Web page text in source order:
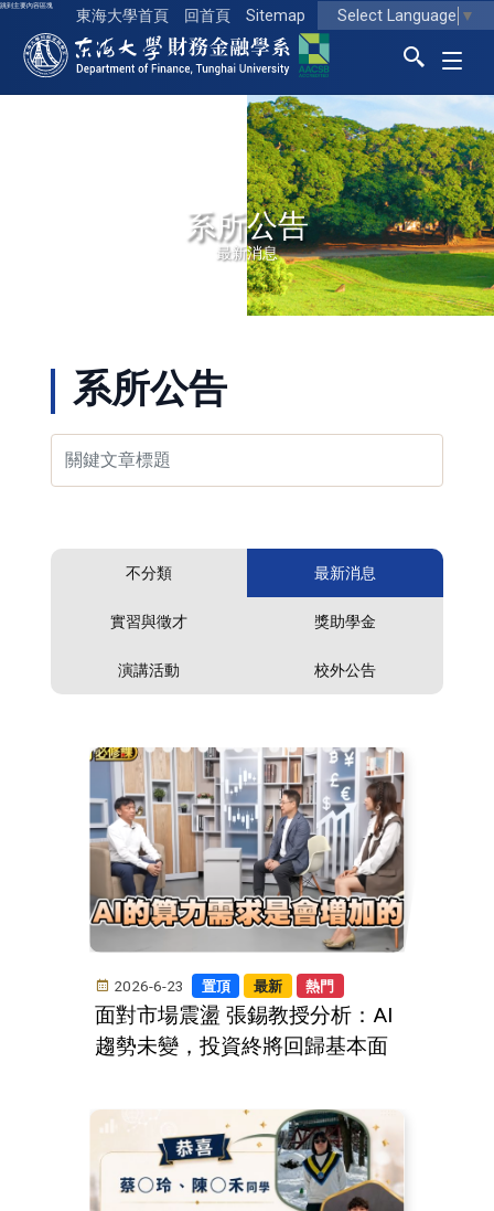
跳到主要內容區塊
東海大學首頁 回首頁 Sitemap Select Language ▼
東海大學logo
系所公告
最新消息
系所公告
不分類 最新消息
實習與徵才 獎助學金
演講活動 校外公告
2026-6-23 置頂 最新 熱門
面對市場震盪 張錫教授分析：AI
趨勢未變，投資終將回歸基本面